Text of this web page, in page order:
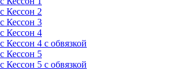
Кессон 2
Кессон 3
Кессон 4
Кессон 4 с обвязкой
Кессон 5
Кессон 5 с обвязкой